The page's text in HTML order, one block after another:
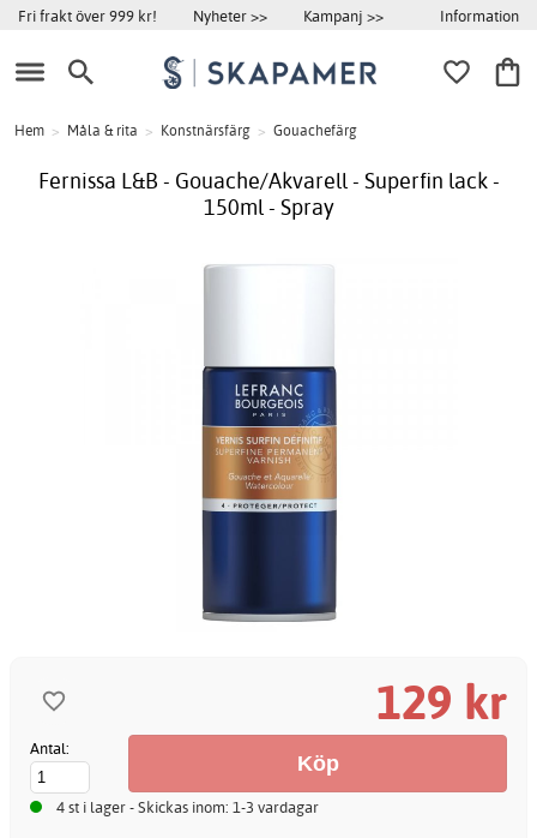
Fri frakt över 999 kr! Nyheter >> Kampanj >> Information
Hem > Måla & rita > Konstnärsfärg > Gouachefärg
Fernissa L&B - Gouache/Akvarell - Superfin lack -
150ml - Spray
129 kr
Antal:
4 st i lager - Skickas inom: 1-3 vardagar